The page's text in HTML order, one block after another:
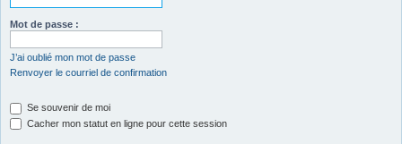
Mot de passe :
J’ai oublié mon mot de passe
Renvoyer le courriel de confirmation
Se souvenir de moi
Cacher mon statut en ligne pour cette session